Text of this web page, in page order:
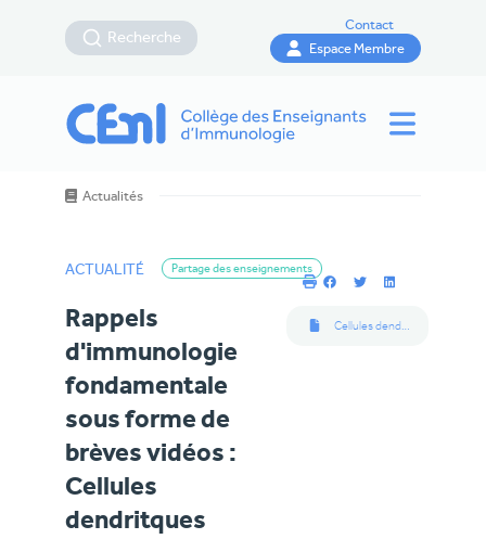
Recherche
Contact
Espace Membre
Actualités
ACTUALITÉ Partage des enseignements
Rappels
d'immunologie
fondamentale
sous forme de
brèves vidéos :
Cellules
dendritques
Cellules dendritques